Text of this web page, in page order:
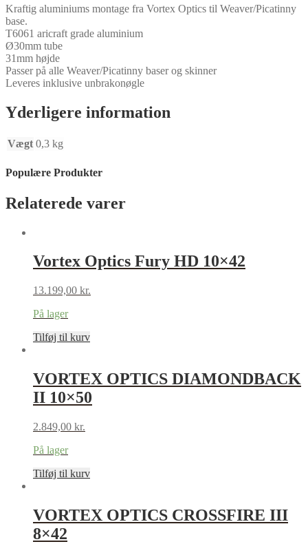
Kraftig aluminiums montage fra Vortex Optics til Weaver/Picatinny
base.
T6061 aricraft grade aluminium
Ø30mm tube
31mm højde
Passer på alle Weaver/Picatinny baser og skinner
Leveres inklusive unbrakonøgle
Yderligere information
Vægt 0,3 kg
Populære Produkter
Relaterede varer
Vortex Optics Fury HD 10×42
13.199,00 kr.
På lager
Tilføj til kurv
VORTEX OPTICS DIAMONDBACK
II 10×50
2.849,00 kr.
På lager
Tilføj til kurv
VORTEX OPTICS CROSSFIRE III
8×42